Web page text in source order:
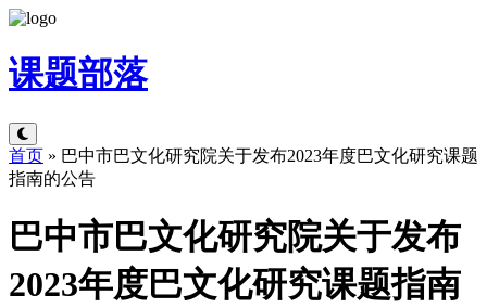
课题部落
首页 » 巴中市巴文化研究院关于发布2023年度巴文化研究课题
指南的公告
巴中市巴文化研究院关于发布
2023年度巴文化研究课题指南